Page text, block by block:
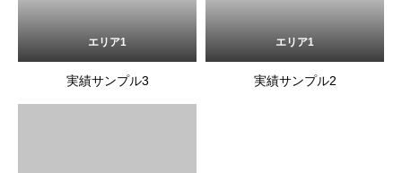
エリア1
実績サンプル3
エリア1
実績サンプル2